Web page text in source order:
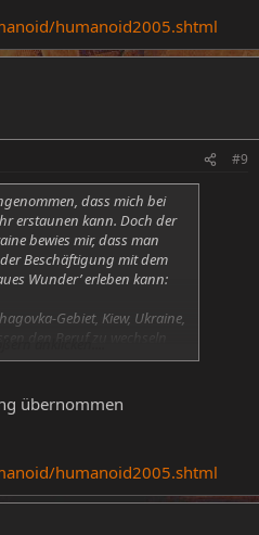
humanoid2005.shtml
#9
dass mich bei
erstaunen kann. Doch der
bewies mir, dass man
Beschäftigung mit dem
Wunder’ erleben kann:
Gebiet, Kiew, Ukraine,
den Beruf zu wechseln
Der erste ‚Diensttag’
als auch schon der erste
Doch die Dinge nahmen
tauchte ein Licht von
fing an zu zappeln wie bei
und lief davon.
übernommen
humanoid2005.shtml